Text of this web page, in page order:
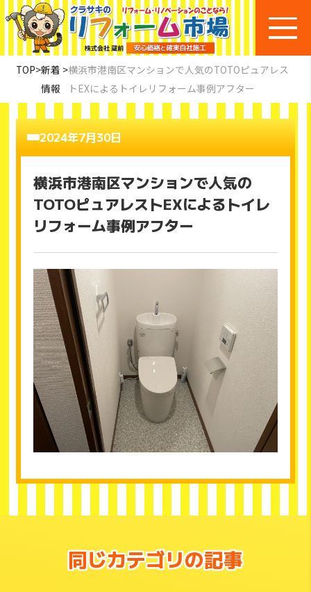
TOP>新着
情報
>横浜市港南区マンションで人気のTOTOピュアレス
トEXによるトイレリフォーム事例アフター
2024年7月30日
横浜市港南区マンションで人気の
TOTOピュアレストEXによるトイレ
リフォーム事例アフター
同じカテゴリの記事